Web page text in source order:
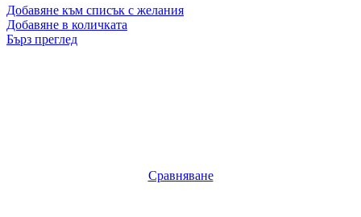
Добавяне към списък с желания
Добавяне в количката
Бърз преглед
Сравняване